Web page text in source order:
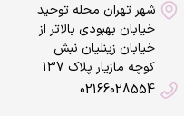
شهر تهران محله توحید
خیابان بهبودی بالاتر از
خیابان زینلیان نبش
کوچه مازیار پلاک 137
02166028554